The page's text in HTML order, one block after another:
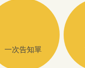
一次告知單